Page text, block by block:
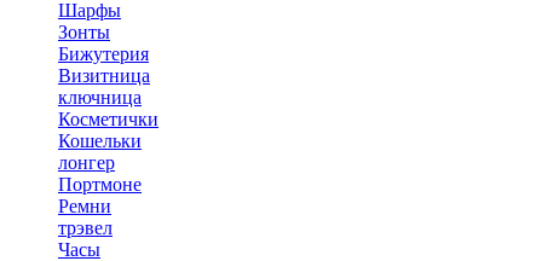
Шарфы
Зонты
Бижутерия
Визитница
ключница
Косметички
Кошельки
лонгер
Портмоне
Ремни
трэвел
Часы